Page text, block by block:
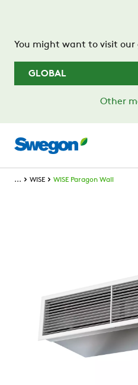
You might want to visit our
GLOBAL
Other
... WISE WISE Paragon Wall